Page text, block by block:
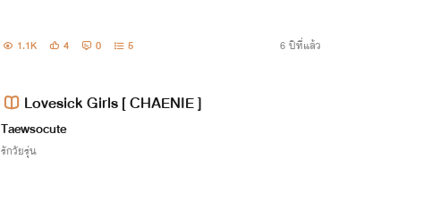
1.1K 4 0 5 6 ปีที่แล้ว
Lovesick Girls [ CHAENIE ]
Taewsocute
รักวัยรุ่น